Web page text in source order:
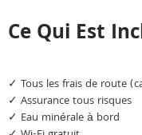
Ce Qui Est
✓ Tous les frais de route
✓ Assurance tous risques
✓ Eau minérale à bord